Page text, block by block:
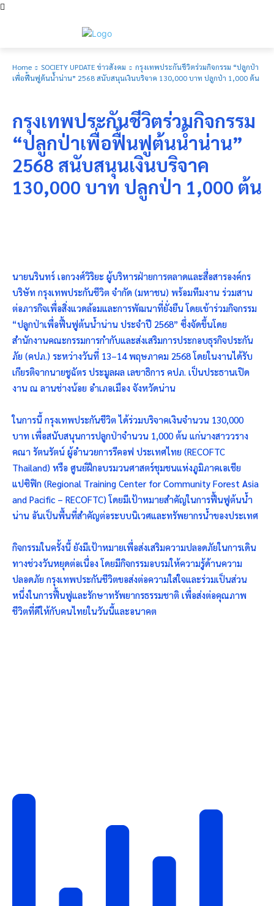
Home SOCIETY UPDATE ข่าวสังคม
กรุงเทพประกันชีวิตร่วมกิจกรรม “ปลูกป่า
เพื่อฟื้นฟูต้นน้ำน่าน” 2568 สนับสนุนเงินบริจาค 130,000 บาท ปลูกป่า 1,000 ต้น
กรุงเทพประกันชีวิตร่วมกิจกรรม
“ปลูกป่าเพื่อฟื้นฟูต้นน้ำน่าน”
2568 สนับสนุนเงินบริจาค
130,000 บาท ปลูกป่า 1,000 ต้น
นายนรินทร์ เอกวงศ์วิริยะ ผู้บริหารฝ่ายการตลาดและสื่อสารองค์กร
บริษัท กรุงเทพประกันชีวิต จำกัด (มหาชน) พร้อมทีมงาน ร่วมสาน
ต่อภารกิจเพื่อสิ่งแวดล้อมและการพัฒนาที่ยั่งยืน โดยเข้าร่วมกิจกรรม
“ปลูกป่าเพื่อฟื้นฟูต้นน้ำน่าน ประจำปี 2568” ซึ่งจัดขึ้นโดย
สำนักงานคณะกรรมการกำกับและส่งเสริมการประกอบธุรกิจประกัน
ภัย (คปภ.) ระหว่างวันที่ 13–14 พฤษภาคม 2568 โดยในงานได้รับ
เกียรติจากนายชูฉัตร ประมูลผล เลขาธิการ คปภ. เป็นประธานเปิด
งาน ณ ลานช่างน้อย อำเภอเมือง จังหวัดน่าน
ในการนี้ กรุงเทพประกันชีวิต ได้ร่วมบริจาคเงินจำนวน 130,000
บาท เพื่อสนับสนุนการปลูกป่าจำนวน 1,000 ต้น แก่นางสาววราง
คณา รัตนรัตน์ ผู้อำนวยการรีคอฟ ประเทศไทย (RECOFTC
Thailand) หรือ ศูนย์ฝึกอบรมวนศาสตร์ชุมชนแห่งภูมิภาคเอเชีย
แปซิฟิก (Regional Training Center for Community Forest Asia
and Pacific – RECOFTC) โดยมีเป้าหมายสำคัญในการฟื้นฟูต้นน้ำ
น่าน อันเป็นพื้นที่สำคัญต่อระบบนิเวศและทรัพยากรน้ำของประเทศ
กิจกรรมในครั้งนี้ ยังมีเป้าหมายเพื่อส่งเสริมความปลอดภัยในการเดิน
ทางช่วงวันหยุดต่อเนื่อง โดยมีกิจกรรมอบรมให้ความรู้ด้านความ
ปลอดภัย กรุงเทพประกันชีวิตขอส่งต่อความใส่ใจและร่วมเป็นส่วน
หนึ่งในการฟื้นฟูและรักษาทรัพยากรธรรมชาติ เพื่อส่งต่อคุณภาพ
ชีวิตที่ดีให้กับคนไทยในวันนี้และอนาคต